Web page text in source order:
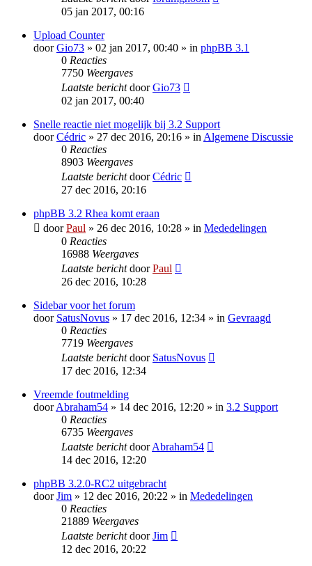
05 jan 2017, 00:16
Upload Counter
doorGio73 » 02 jan 2017, 00:40 » in phpBB 3.1
0 Reacties
7750 Weergaves
Laatste berichtdoorGio73
02 jan 2017, 00:40
Snelle reactie niet mogelijk bij 3.2 Support
doorCédric » 27 dec 2016, 20:16 » inAlgemene Discussie
0 Reacties
8903 Weergaves
Laatste berichtdoorCédric
27 dec 2016, 20:16
phpBB 3.2 Rhea komt eraan
doorPaul » 26 dec 2016, 10:28 » in Mededelingen
0 Reacties
16988 Weergaves
Laatste berichtdoorPaul
26 dec 2016, 10:28
Sidebar voor het forum
door SatusNovus » 17 dec 2016, 12:34 » in Gevraagd
0 Reacties
7719 Weergaves
Laatste berichtdoor SatusNovus
17 dec 2016, 12:34
Vreemde foutmelding
doorAbraham54 » 14 dec 2016, 12:20 » in 3.2 Support
0 Reacties
6735 Weergaves
Laatste berichtdoorAbraham54
14 dec 2016, 12:20
phpBB 3.2.0-RC2 uitgebracht
doorJim » 12 dec 2016, 20:22 » in Mededelingen
0 Reacties
21889 Weergaves
Laatste berichtdoorJim
12 dec 2016, 20:22